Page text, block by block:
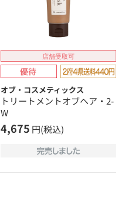
店舗受取可
オブ・コスメティックス
トリートメントオブヘア・2-
W
4,675 円(税込)